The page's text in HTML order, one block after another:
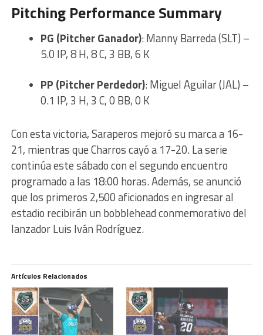
Pitching Performance Summary
PG (Pitcher Ganador): Manny Barreda (SLT) –
5.0 IP, 8 H, 8 C, 3 BB, 6 K
PP (Pitcher Perdedor): Miguel Aguilar (JAL) –
0.1 IP, 3 H, 3 C, 0 BB, 0 K
Con esta victoria, Saraperos mejoró su marca a 16-
21, mientras que Charros cayó a 17-20. La serie
continúa este sábado con el segundo encuentro
programado a las 18:00 horas. Además, se anunció
que los primeros 2,500 aficionados en ingresar al
estadio recibirán un bobblehead conmemorativo del
lanzador Luis Iván Rodríguez.
Artículos Relacionados